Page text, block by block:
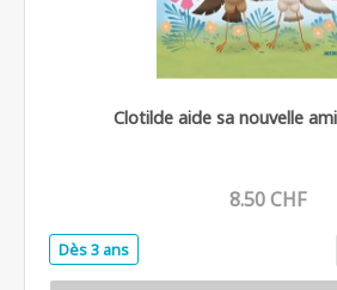
Clotilde aide sa nouvelle
8.50 CHF
Dès 3 ans